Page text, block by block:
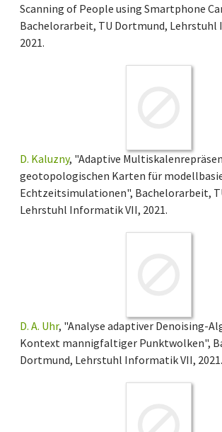
Scanning of People using Smartphone
Bachelorarbeit, TU Dortmund, Lehrstuhl
2021.
D. Kaluzny, "Adaptive
geotopologischen Karten für
Echtzeitsimulationen", Bachelorarbeit,
Lehrstuhl Informatik VII, 2021.
D. A. Uhr, "Analyse adaptiver Denoising-
Kontext mannigfaltiger Punktwolken",
Dortmund, Lehrstuhl Informatik VII, 2021.